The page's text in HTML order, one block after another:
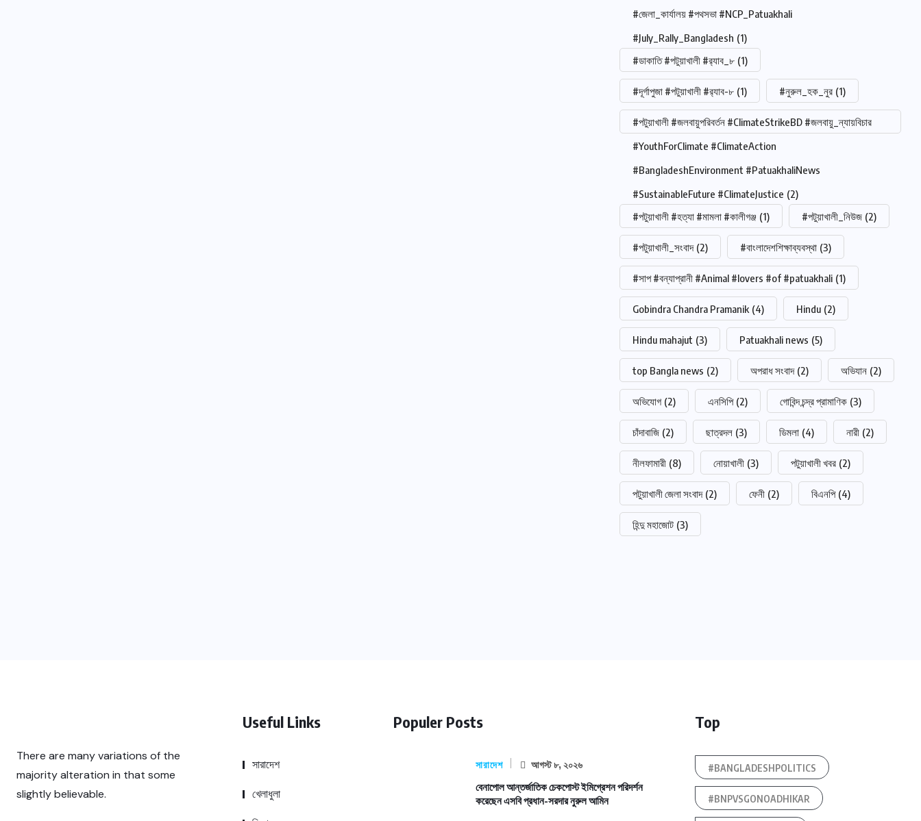
#জেলা_কার্যালয় #পথসভা #NCP_Patuakhali
#July_Rally_Bangladesh (1)
#ডাকাতি #পটুয়াখালী #র‍্যাব_৮ (1)
#দূর্গাপুজা #পটুয়াখালী #র‍্যাব-৮ (1) #নুরুল_হক_নুর (1)
#পটুয়াখালী #জলবায়ুপরিবর্তন #ClimateStrikeBD #জলবায়ু_ন্যায়বিচার
#YouthForClimate #ClimateAction
#BangladeshEnvironment #PatuakhaliNews
#SustainableFuture #ClimateJustice (2)
#পটুয়াখালী #হত্যা #মামলা #কালীগঞ্জ (1) #পটুয়াখালী_নিউজ (2)
#পটুয়াখালী_সংবাদ (2) #বাংলাদেশশিক্ষাব্যবস্থা (3)
#সাপ #বন্যাপ্রানী #Animal #lovers #of #patuakhali (1)
Gobindra Chandra Pramanik (4) Hindu (2)
Hindu mahajut (3) Patuakhali news (5)
top Bangla news (2) অপরাধ সংবাদ (2) অভিযান (2)
অভিযোগ (2) এনসিপি (2) গোবিন্দ চন্দ্র প্রামাণিক (3)
চাঁদাবাজি (2) ছাত্রদল (3) ডিমলা (4) নারী (2)
নীলফামারী (8) নোয়াখালী (3) পটুয়াখালী খবর (2)
পটুয়াখালী জেলা সংবাদ (2) ফেনী (2) বিএনপি (4)
হিন্দু মহাজোট (3)
There are many variations of the
majority alteration in that some
slightly believable.
Useful Links
সারাদেশ
খেলাধুলা
Populer Posts
সারাদেশ আগস্ট ৮, ২০২৬
বেনাপোল আন্তর্জাতিক চেকপোস্ট ইমিগ্রেশন পরিদর্শন
করেছেন এসবি প্রধান-সরদার নুরুল আমিন
Top
#BANGLADESHPOLITICS
#BNPVSGONOADHIKAR